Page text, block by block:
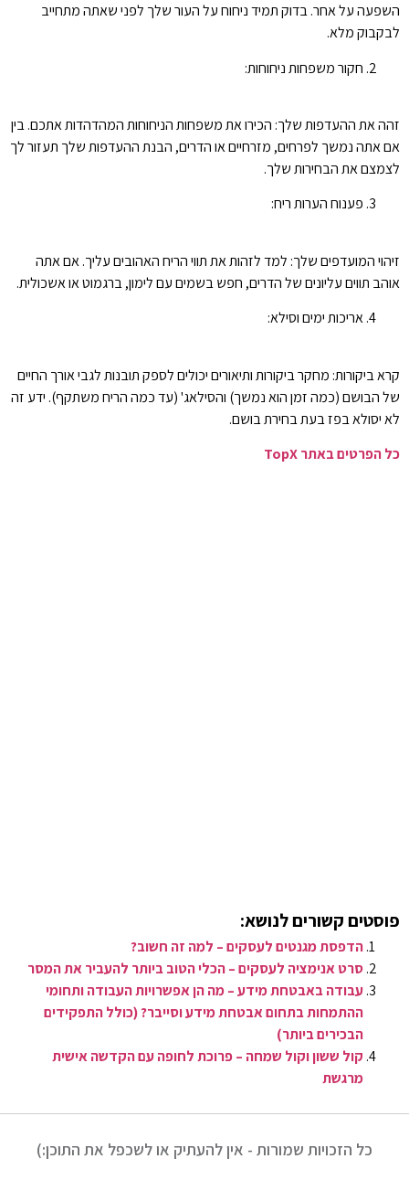
השפעה על אחר. בדוק תמיד ניחוח על העור שלך לפני שאתה מתחייב
לבקבוק מלא.
חקור משפחות ניחוחות:
זהה את ההעדפות שלך: הכירו את משפחות הניחוחות המהדהדות אתכם. בין
אם אתה נמשך לפרחים, מזרחיים או הדרים, הבנת ההעדפות שלך תעזור לך
לצמצם את הבחירות שלך.
פענוח הערות ריח:
זיהוי המועדפים שלך: למד לזהות את תווי הריח האהובים עליך. אם אתה
אוהב תווים עליונים של הדרים, חפש בשמים עם לימון, ברגמוט או אשכולית.
אריכות ימים וסילא:
קרא ביקורות: מחקר ביקורות ותיאורים יכולים לספק תובנות לגבי אורך החיים
של הבושם (כמה זמן הוא נמשך) והסילאג' (עד כמה הריח משתקף). ידע זה
לא יסולא בפז בעת בחירת בושם.
כל הפרטים באתר TopX
פוסטים קשורים לנושא:
הדפסת מגנטים לעסקים – למה זה חשוב?
סרט אנימציה לעסקים – הכלי הטוב ביותר להעביר את המסר
עבודה באבטחת מידע – מה הן אפשרויות העבודה ותחומי
ההתמחות בתחום אבטחת מידע וסייבר? (כולל התפקידים
הבכירים ביותר)
קול ששון וקול שמחה – פרוכת לחופה עם הקדשה אישית
מרגשת
כל הזכויות שמורות - אין להעתיק או לשכפל את התוכן:)